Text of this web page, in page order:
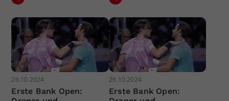
26.10.2024
Erste Bank Open:
26.10.2024
Erste Bank Open: